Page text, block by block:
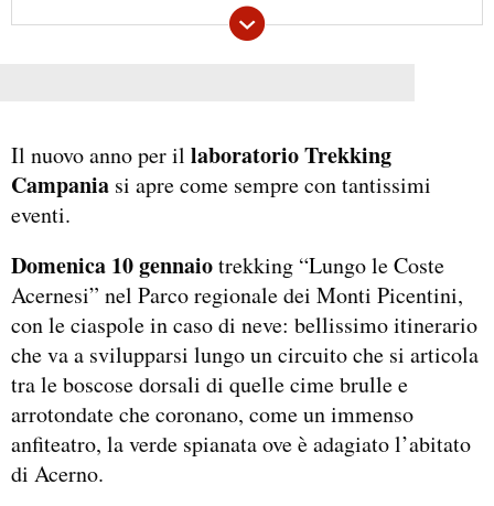
Il nuovo anno per il laboratorio Trekking
Campania si apre come sempre con tantissimi
eventi.
Domenica 10 gennaiotrekking “Lungo le Coste
Acernesi” nel Parco regionale dei Monti Picentini,
con le ciaspole in caso di neve: bellissimo itinerario
che va a svilupparsi lungo un circuito che si articola
tra le boscose dorsali di quelle cime brulle e
arrotondate che coronano, come un immenso
anfiteatro, la verde spianata ove è adagiato l’abitato
di Acerno.